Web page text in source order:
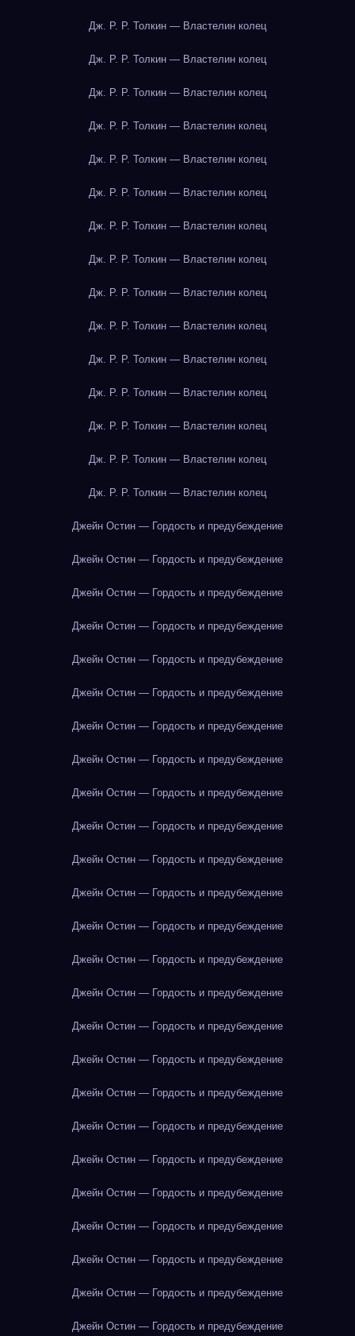
Дж. Р. Р. Толкин — Властелин колец
Дж. Р. Р. Толкин — Властелин колец
Дж. Р. Р. Толкин — Властелин колец
Дж. Р. Р. Толкин — Властелин колец
Дж. Р. Р. Толкин — Властелин колец
Дж. Р. Р. Толкин — Властелин колец
Дж. Р. Р. Толкин — Властелин колец
Дж. Р. Р. Толкин — Властелин колец
Дж. Р. Р. Толкин — Властелин колец
Дж. Р. Р. Толкин — Властелин колец
Дж. Р. Р. Толкин — Властелин колец
Дж. Р. Р. Толкин — Властелин колец
Дж. Р. Р. Толкин — Властелин колец
Дж. Р. Р. Толкин — Властелин колец
Дж. Р. Р. Толкин — Властелин колец
Джейн Остин — Гордость и предубеждение
Джейн Остин — Гордость и предубеждение
Джейн Остин — Гордость и предубеждение
Джейн Остин — Гордость и предубеждение
Джейн Остин — Гордость и предубеждение
Джейн Остин — Гордость и предубеждение
Джейн Остин — Гордость и предубеждение
Джейн Остин — Гордость и предубеждение
Джейн Остин — Гордость и предубеждение
Джейн Остин — Гордость и предубеждение
Джейн Остин — Гордость и предубеждение
Джейн Остин — Гордость и предубеждение
Джейн Остин — Гордость и предубеждение
Джейн Остин — Гордость и предубеждение
Джейн Остин — Гордость и предубеждение
Джейн Остин — Гордость и предубеждение
Джейн Остин — Гордость и предубеждение
Джейн Остин — Гордость и предубеждение
Джейн Остин — Гордость и предубеждение
Джейн Остин — Гордость и предубеждение
Джейн Остин — Гордость и предубеждение
Джейн Остин — Гордость и предубеждение
Джейн Остин — Гордость и предубеждение
Джейн Остин — Гордость и предубеждение
Джейн Остин — Гордость и предубеждение